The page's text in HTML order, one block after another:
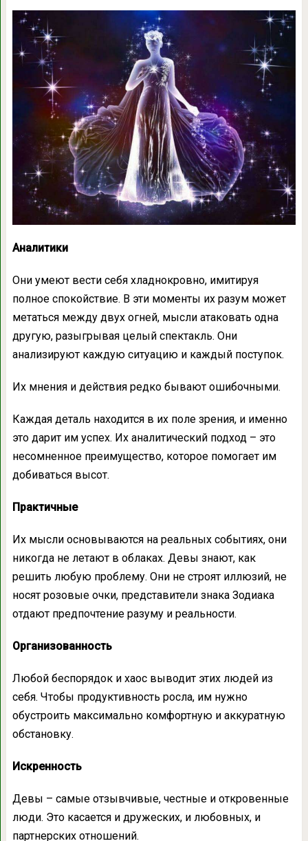
Аналитики
Они умеют вести себя хладнокровно, имитируя
полное спокойствие. В эти моменты их разум может
метаться между двух огней, мысли атаковать одна
другую, разыгрывая целый спектакль. Они
анализируют каждую ситуацию и каждый поступок.
Их мнения и действия редко бывают ошибочными.
Каждая деталь находится в их поле зрения, и именно
это дарит им успех. Их аналитический подход – это
несомненное преимущество, которое помогает им
добиваться высот.
Практичные
Их мысли основываются на реальных событиях, они
никогда не летают в облаках. Девы знают, как
решить любую проблему. Они не строят иллюзий, не
носят розовые очки, представители знака Зодиака
отдают предпочтение разуму и реальности.
Организованность
Любой беспорядок и хаос выводит этих людей из
себя. Чтобы продуктивность росла, им нужно
обустроить максимально комфортную и аккуратную
обстановку.
Искренность
Девы – самые отзывчивые, честные и откровенные
люди. Это касается и дружеских, и любовных, и
партнерских отношений.